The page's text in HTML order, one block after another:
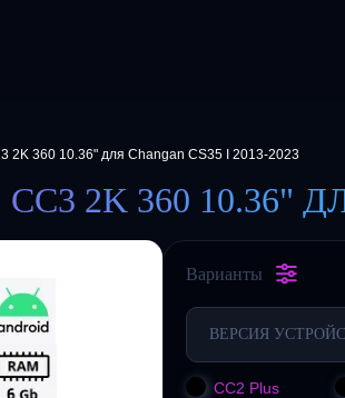
2K 360 10.36" для Changan CS35 I 2013-2023
2K 360 10.36"
Варианты
ВЕРСИЯ
CC2 Plus